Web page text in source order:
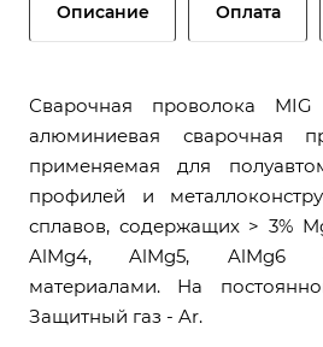
Описание Оплата
Сварочная проволока MIG
алюминиевая сварочная
применяемая для
профилей и
сплавов, содержащих > 3%
AlMg4, AlMg5, AlMg6
материалами. На
Защитный газ - Ar.